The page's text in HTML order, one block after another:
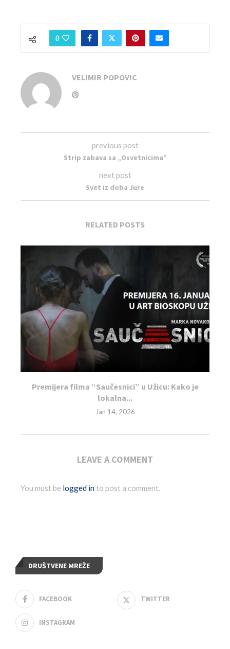
0
VELIMIR POPOVIC
previous post
Strip zabava sa „Osvetnicima”
next post
Svet iz doba Jure
RELATED POSTS
Premijera filma “Saučesnici” u Užicu: Kako je
lokalna...
Jan 14, 2026
LEAVE A COMMENT
You must be logged into post a comment.
DRUŠTVENE MREŽE
FACEBOOK TWITTER
INSTAGRAM